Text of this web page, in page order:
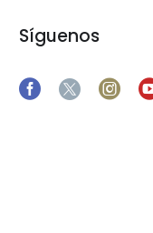
Síguenos